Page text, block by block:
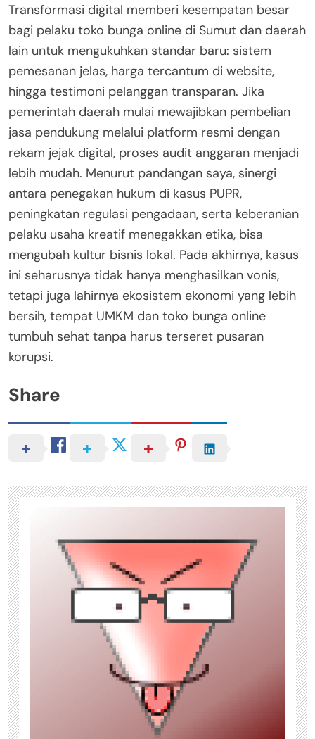
Transformasi digital memberi kesempatan besar
bagi pelaku toko bunga online di Sumut dan daerah
lain untuk mengukuhkan standar baru: sistem
pemesanan jelas, harga tercantum di website,
hingga testimoni pelanggan transparan. Jika
pemerintah daerah mulai mewajibkan pembelian
jasa pendukung melalui platform resmi dengan
rekam jejak digital, proses audit anggaran menjadi
lebih mudah. Menurut pandangan saya, sinergi
antara penegakan hukum di kasus PUPR,
peningkatan regulasi pengadaan, serta keberanian
pelaku usaha kreatif menegakkan etika, bisa
mengubah kultur bisnis lokal. Pada akhirnya, kasus
ini seharusnya tidak hanya menghasilkan vonis,
tetapi juga lahirnya ekosistem ekonomi yang lebih
bersih, tempat UMKM dan toko bunga online
tumbuh sehat tanpa harus terseret pusaran
korupsi.
Share